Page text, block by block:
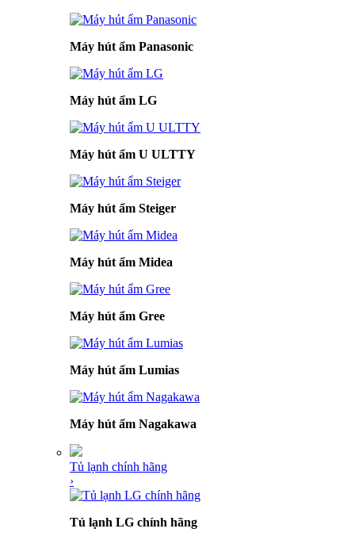
Máy hút ẩm Panasonic
Máy hút ẩm LG
Máy hút ẩm U ULTTY
Máy hút ẩm Steiger
Máy hút ẩm Midea
Máy hút ẩm Gree
Máy hút ẩm Lumias
Máy hút ẩm Nagakawa
Tủ lạnh chính hãng
›
Tủ lạnh LG chính hãng